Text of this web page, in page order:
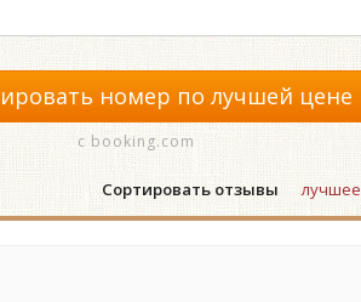
номер по лучшей цене
с booking.com
Сортировать отзывы лучшее